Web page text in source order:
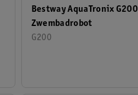
Bestway AquaTronix G200
Zwembadrobot
G200